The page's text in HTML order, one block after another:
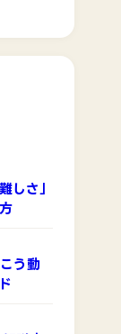
しさ」
う動